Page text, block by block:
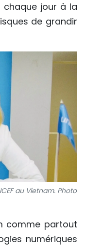
chaque jour à la
de grandir
au Vietnam. Photo
comme partout
numériques